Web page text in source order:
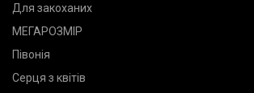
Для закоханих
МЕГАРОЗМІР
Півонія
Серця з квітів